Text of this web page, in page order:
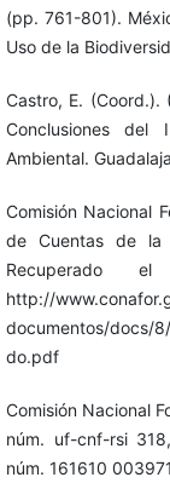
(pp. 761-801).
Uso de la
Castro, E. (Coord.).
Conclusiones del
Ambiental.
Comisión Nacional
de Cuentas de la
http://
documentos/docs/
do.pdf
Comisión Nacional
núm. uf-cnf-rsi
núm. 161610